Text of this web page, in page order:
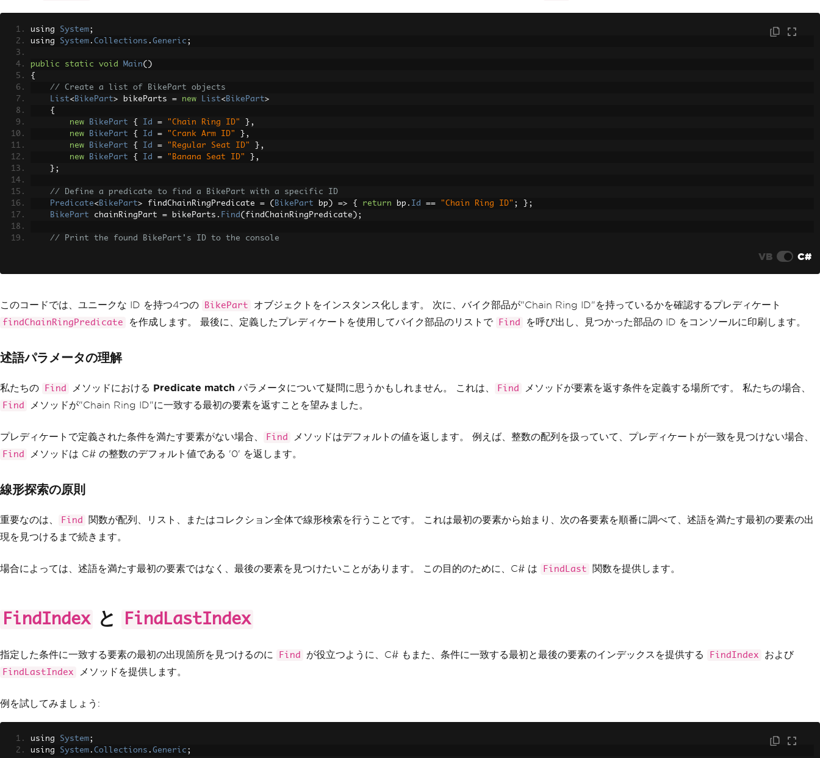
using System;
using System . Collections . Generic ;
public static void Main()
{
// Create a list of BikePart objects
List<BikePart> bikeParts = new List<BikePart>
{
new
BikePart { Id = "Chain Ring ID"
},
new
BikePart { Id = "Crank Arm ID"
},
new
BikePart { Id = "Regular Seat ID"
},
new
BikePart { Id = "Banana Seat ID"
},
};
// Define a predicate to find a BikePart with a specific ID
Predicate<BikePart> findChainRingPredicate = ( BikePart bp ) => { return bp . Id == "Chain Ring ID" ;
};
BikePart chainRingPart = bikeParts . Find ( findChainRingPredicate );
// Print the found BikePart's ID to the console
VB C#
このコードでは、ユニークな ID を持つ4つの BikePart オブジェクトをインスタンス化します。 次に、バイク部品が"Chain Ring ID"を持っているかを確認するプレディケート
findChainRingPredicate を作成します。 最後に、定義したプレディケートを使用してバイク部品のリストで Find を呼び出し、見つかった部品の ID をコンソールに印刷します。
述語パラメータの理解
私たちの Find メソッドにおける Predicate match パラメータについて疑問に思うかもしれません。 これは、 Find メソッドが要素を返す条件を定義する場所です。 私たちの場合、
Find メソッドが"Chain Ring ID"に一致する最初の要素を返すことを望みました。
プレディケートで定義された条件を満たす要素がない場合、 Find メソッドはデフォルトの値を返します。 例えば、整数の配列を扱っていて、プレディケートが一致を見つけない場合、
Find メソッドは C# の整数のデフォルト値である '0' を返します。
線形探索の原則
重要なのは、 Find
関数が配列、リスト、またはコレクション全体で線形検索を行うことです。 これは最初の要素から始まり、次の各要素を順番に調べて、述語を満たす最初の要素の出
現を見つけるまで続きます。
場合によっては、述語を満たす最初の要素ではなく、最後の要素を見つけたいことがあります。 この目的のために、C# は FindLast 関数を提供します。
FindIndex と FindLastIndex
指定した条件に一致する要素の最初の出現箇所を見つけるのに Find が役立つように、C# もまた、条件に一致する最初と最後の要素のインデックスを提供する FindIndex および
FindLastIndex メソッドを提供します。
例を試してみましょう:
using System;
using System . Collections . Generic ;